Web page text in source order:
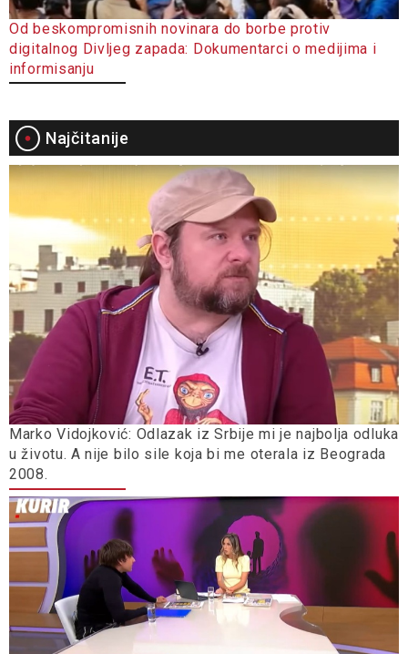
Od beskompromisnih novinara do borbe protiv
digitalnog Divljeg zapada: Dokumentarci o medijima i
informisanju
Najčitanije
Marko Vidojković: Odlazak iz Srbije mi je najbolja odluka
u životu. A nije bilo sile koja bi me oterala iz Beograda
2008.